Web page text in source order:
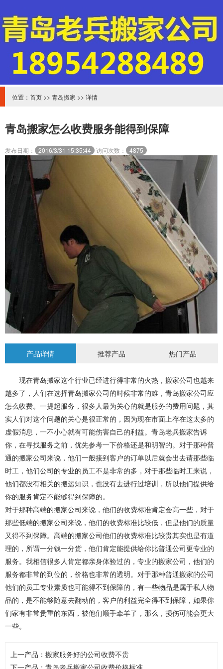
位置： 首页 >> 青岛搬家 >> 详情
青岛搬家怎么收费服务能得到保障
发布日期： 2016/3/31 15:35:44 访问次数： 4875
产品详情 推荐产品 热门产品
现在青岛搬家这个行业已经进行得非常的火热，搬家公司也越来
越多了，人们在选择青岛搬家公司的时候非常的难，青岛搬家公司应
怎么收费。一提起服务，很多人最为关心的就是服务的费用问题，其
实人们对这个问题的关心是很正常的，因为现在市面上存在这太多的
虚假消息，一不小心就有可能伤害自己的利益。 青岛老兵搬家告诉
你，在寻找服务之前，优先参考一下价格还是和明智的。对于那种普
通的搬家公司来说，他们一般接到客户的订单以后就会出去请那些临
时工，他们公司的专业的员工不是非常的多，对于那些临时工来说，
他们都没有相关的搬运知识，也没有去进行过培训，所以他们提供给
你的服务肯定不能够得到保障的。
对于那种高端的搬家公司来说，他们的收费标准肯定会高一些，对于
那些低端的搬家公司来说，他们的收费标准比较低，但是他们的质量
又得不到保障。高端的搬家公司他们的收费标准比较贵其实也是有道
理的，所谓一分钱一分货，他们肯定能提供给你比普通公司更专业的
服务。我相信很多人肯定都亲身体验过的，专业的搬家公司，他们的
服务都非常的到位的，价格也非常的透明。对于那种普通搬家的公司
他们的员工专业素质也可能得不到保障的，有一些物品是属于私人物
品的，是不能够随意去翻动的，客户的利益完全得不到保障，如果你
们家有非常贵重的东西，被他们顺手牵羊了，那么，损伤可能会更大
一些。
上一产品： 搬家服务好的公司收费不贵
下一产品： 青岛老兵搬家公司收费价格标准